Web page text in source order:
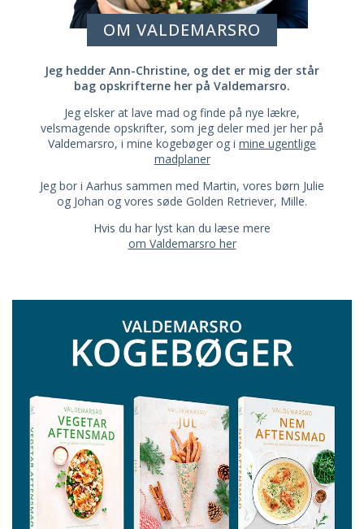
OM VALDEMARSRO
Jeg hedder Ann-Christine, og det er mig der står
bag opskrifterne her på Valdemarsro.
Jeg elsker at lave mad og finde på nye lækre,
velsmagende opskrifter, som jeg deler med jer her på
Valdemarsro, i mine kogebøger og i mine ugentlige
madplaner
Jeg bor i Aarhus sammen med Martin, vores børn Julie
og Johan og vores søde Golden Retriever, Mille.
Hvis du har lyst kan du læse mere
om Valdemarsro her